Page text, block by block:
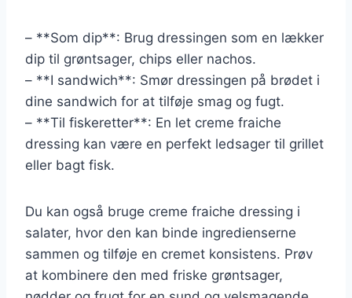
– **Som dip**: Brug dressingen som en lækker
dip til grøntsager, chips eller nachos.
– **I sandwich**: Smør dressingen på brødet i
dine sandwich for at tilføje smag og fugt.
– **Til fiskeretter**: En let creme fraiche
dressing kan være en perfekt ledsager til grillet
eller bagt fisk.
Du kan også bruge creme fraiche dressing i
salater, hvor den kan binde ingredienserne
sammen og tilføje en cremet konsistens. Prøv
at kombinere den med friske grøntsager,